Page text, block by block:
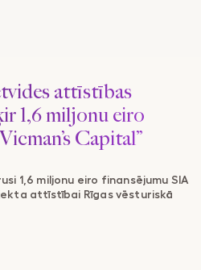
Papildu
informācija
Cenrādis
Dokumenti
Papildu
informācija
Klientu politikas
paziņojums
attīstības
1,6 miljonu eiro
Capital”
1,6 miljonu eiro finansējumu SIA
attīstībai Rīgas vēsturiskā